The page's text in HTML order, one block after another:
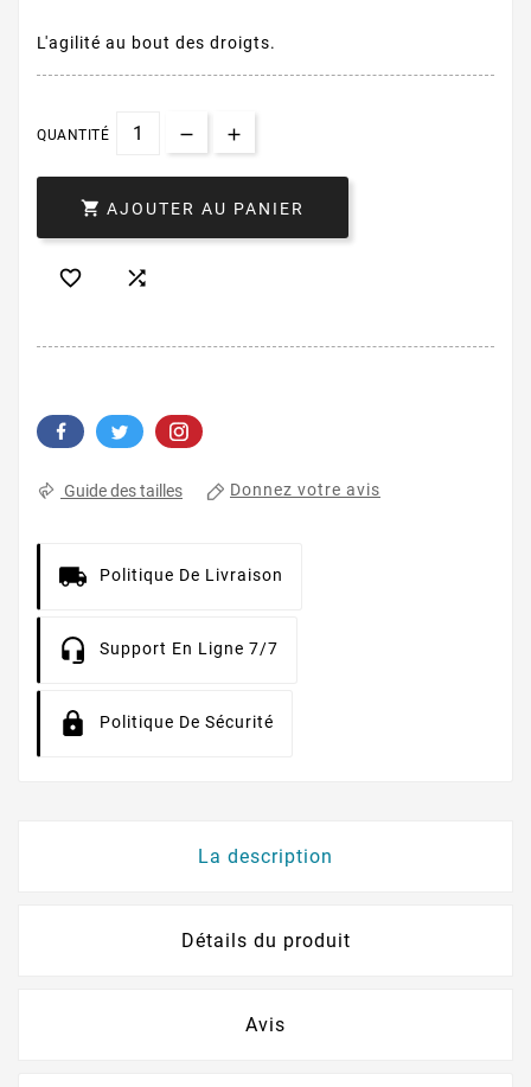
L'agilité au bout des droigts.
QUANTITÉ
 AJOUTER AU PANIER
 
Guide des tailles Donnez votre avis
Politique De Livraison
Support En Ligne 7/7
Politique De Sécurité
La description
Détails du produit
Avis